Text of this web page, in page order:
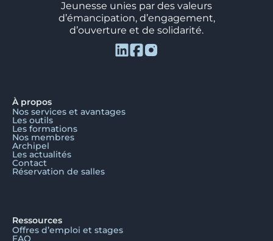
Jeunesse unies par des valeurs
d’émancipation, d’engagement,
d’ouverture et de solidarité.
À propos
Nos services et avantages
Les outils
Les formations
Nos membres
Archipel
Les actualités
Contact
Réservation de salles
Ressources
Offres d’emploi et stages
FAQ